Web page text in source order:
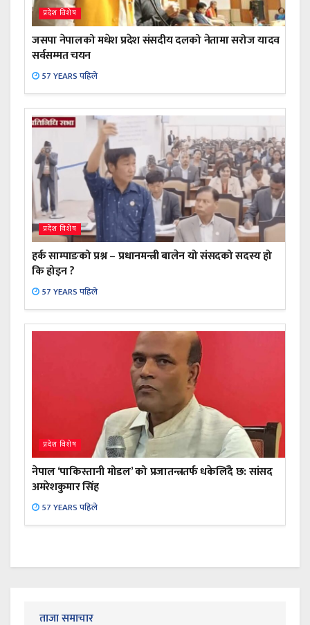
प्रदेश विशेष
जसपा नेपालको मधेश प्रदेश संसदीय दलको नेतामा सरोज यादव
सर्वसम्मत चयन
57 YEARS पहिले
प्रदेश विशेष
हर्क साम्पाङको प्रश्न – प्रधानमन्त्री बालेन यो संसदको सदस्य हो
कि होइन ?
57 YEARS पहिले
प्रदेश विशेष
नेपाल ‘पाकिस्तानी मोडल’ को प्रजातन्त्रतर्फ धकेलिँदै छ: सांसद
अमरेशकुमार सिंह
57 YEARS पहिले
ताजा समाचार